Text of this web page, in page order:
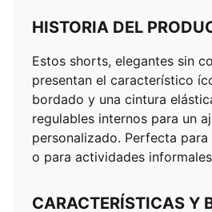
HISTORIA DEL
Estos shorts, elegantes sin
presentan el característico
bordado y una cintura
regulables internos para un
personalizado. Perfecta para
o para actividades
CARACTERÍSTICAS Y